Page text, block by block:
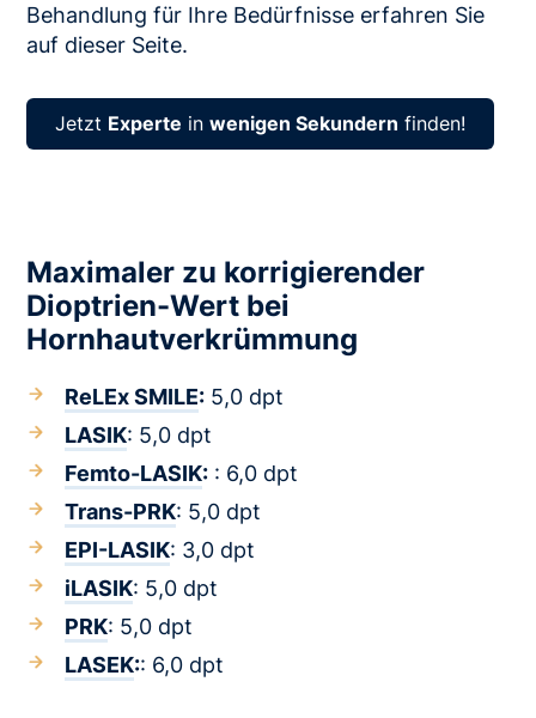
Behandlung für Ihre Bedürfnisse erfahren Sie
auf dieser Seite.
Jetzt Experte inwenigen Sekundern finden!
Maximaler zu korrigierender
Dioptrien-Wert bei
Hornhautverkrümmung
ReLEx SMILE: 5,0 dpt
LASIK: 5,0 dpt
Femto-LASIK: : 6,0 dpt
Trans-PRK: 5,0 dpt
EPI-LASIK: 3,0 dpt
iLASIK: 5,0 dpt
PRK: 5,0 dpt
LASEK:: 6,0 dpt